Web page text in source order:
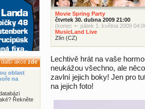
další akcezde
oblast
na
Řekněte
Movie Spring Party
čtvrtek 30. dubna 2009 21:00
(konec +- pátek 1. května 2009
MusicLand Live
Zlín (CZ)
Lechtivě hrát na vaše
neukážou všechno, ale
zavlní jejich boky! Jen pro
na jejich foto!